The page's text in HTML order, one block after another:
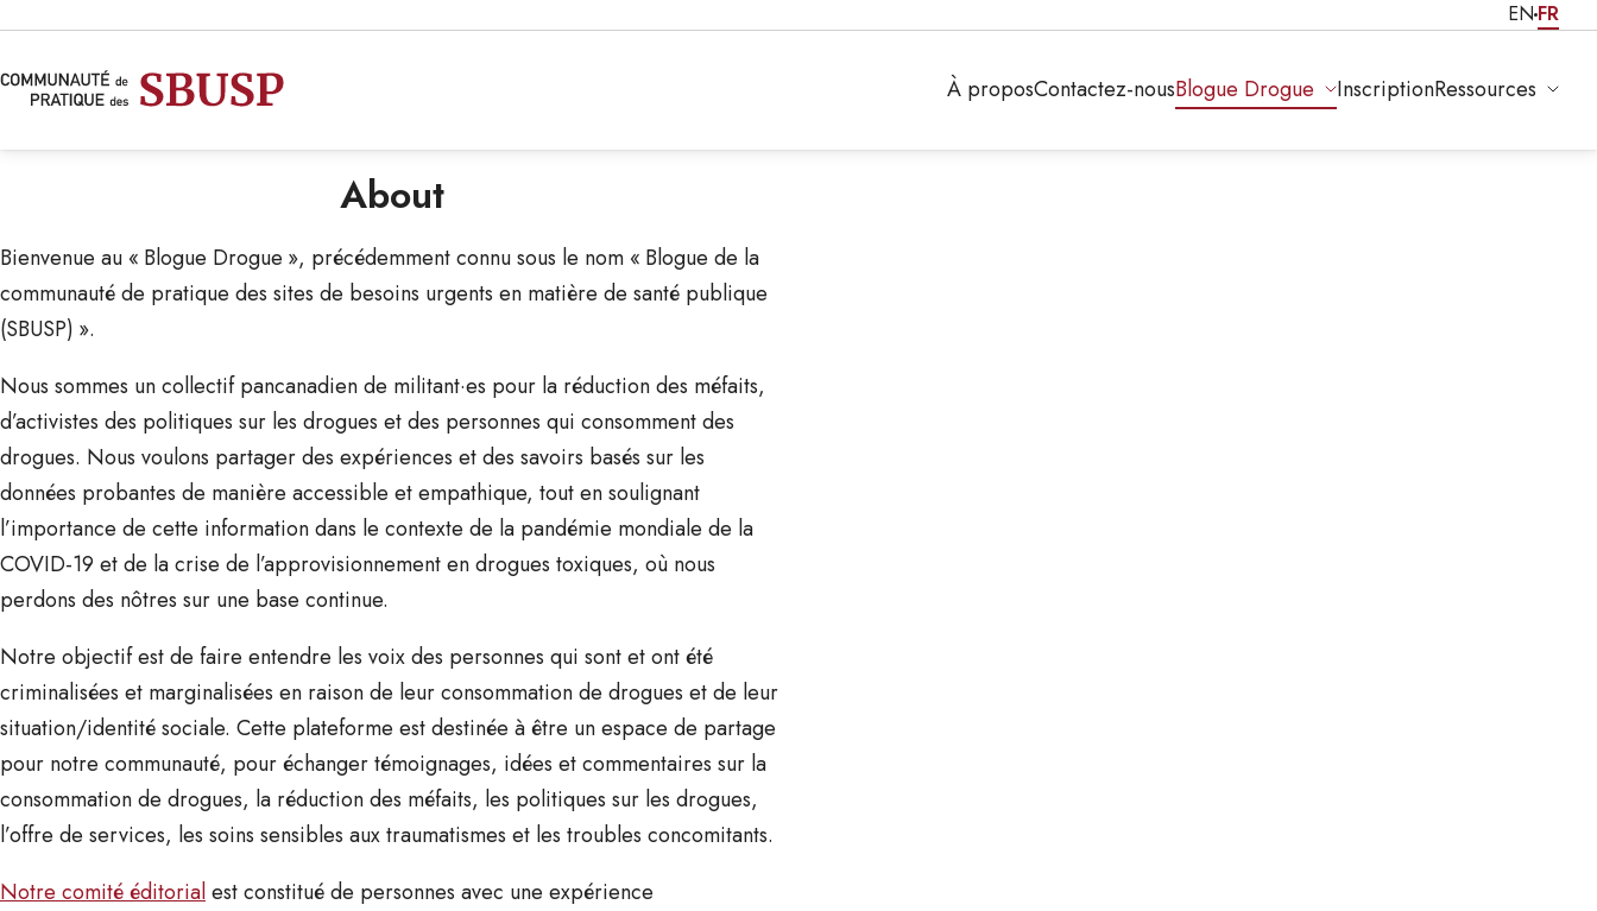
EN FR
À proposContactez-nousBlogue Drogue InscriptionRessources
About
Bienvenue au « Blogue Drogue », précédemment connu sous le nom « Blogue de la
communauté de pratique des sites de besoins urgents en matière de santé publique
(SBUSP) ».
Nous sommes un collectif pancanadien de militant·es pour la réduction des méfaits,
d’activistes des politiques sur les drogues et des personnes qui consomment des
drogues. Nous voulons partager des expériences et des savoirs basés sur les
données probantes de manière accessible et empathique, tout en soulignant
l’importance de cette information dans le contexte de la pandémie mondiale de la
COVID-19 et de la crise de l’approvisionnement en drogues toxiques, où nous
perdons des nôtres sur une base continue.
Notre objectif est de faire entendre les voix des personnes qui sont et ont été
criminalisées et marginalisées en raison de leur consommation de drogues et de leur
situation/identité sociale. Cette plateforme est destinée à être un espace de partage
pour notre communauté, pour échanger témoignages, idées et commentaires sur la
consommation de drogues, la réduction des méfaits, les politiques sur les drogues,
l’offre de services, les soins sensibles aux traumatismes et les troubles concomitants.
Notre comité éditorialest constitué de personnes avec une expérience